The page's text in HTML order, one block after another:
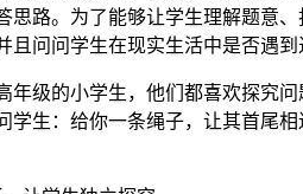
思路。为了能够让学生理解题意
且问问学生在现实生活中是否遇
年级的小学生，他们都喜欢探究
学生：给你一条绳子，让其首尾